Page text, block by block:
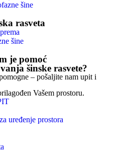
šine
rasveta
šine
je pomoć
šinske rasvete?
– pošaljite nam upit i
Vašem prostoru.
uređenje prostora